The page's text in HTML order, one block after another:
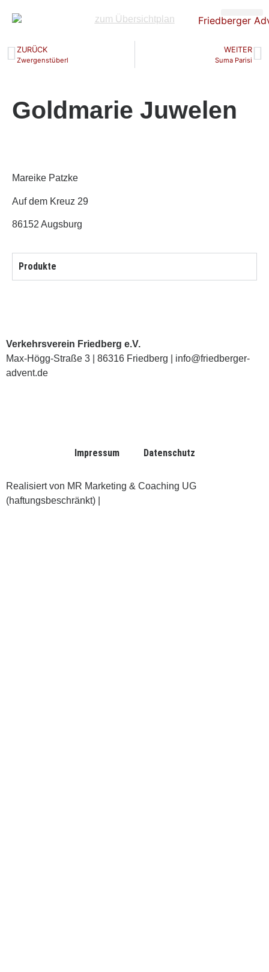
zum Übersichtplan
ZURÜCK
Zwergenstüberl
WEITER
Suma Parisi
Goldmarie Juwelen
Mareike Patzke
Auf dem Kreuz 29
86152 Augsburg
Produkte
Verkehrsverein Friedberg e.V.
Max-Högg-Straße 3 | 86316 Friedberg | info@friedberger-
advent.de
Impressum Datenschutz
Realisiert von MR Marketing & Coaching UG
(haftungsbeschränkt) |